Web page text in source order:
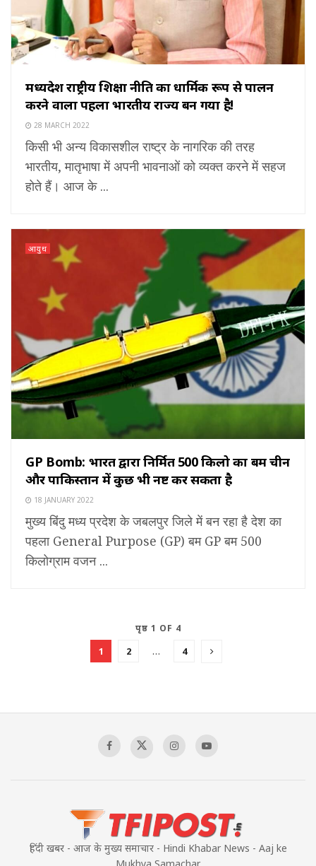
मध्यप्रदेश राष्ट्रीय शिक्षा नीति का धार्मिक रूप से पालन
करने वाला पहला भारतीय राज्य बन गया है!
28 MARCH 2022
किसी भी अन्य विकासशील राष्ट्र के नागरिक की तरह
भारतीय, मातृभाषा में अपनी भावनाओं को व्यक्त करने में सहज
होते हैं। आज के ...
आयुध
GP Bomb: भारत द्वारा निर्मित 500 किलो का बम चीन
और पाकिस्तान में कुछ भी नष्ट कर सकता है
18 JANUARY 2022
मुख्य बिंदु मध्य प्रदेश के जबलपुर जिले में बन रहा है देश का
पहला General Purpose (GP) बम GP बम 500
किलोग्राम वजन ...
पृष्ठ 1 OF 4
1 2 … 4
हिंदी खबर - आज के मुख्य समाचार - Hindi Khabar News - Aaj ke